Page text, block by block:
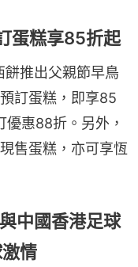
蛋糕享85折起
推出父親節早鳥
訂蛋糕，即享85
惠88折。另外，
售蛋糕，亦可享恆
中國香港足球
情